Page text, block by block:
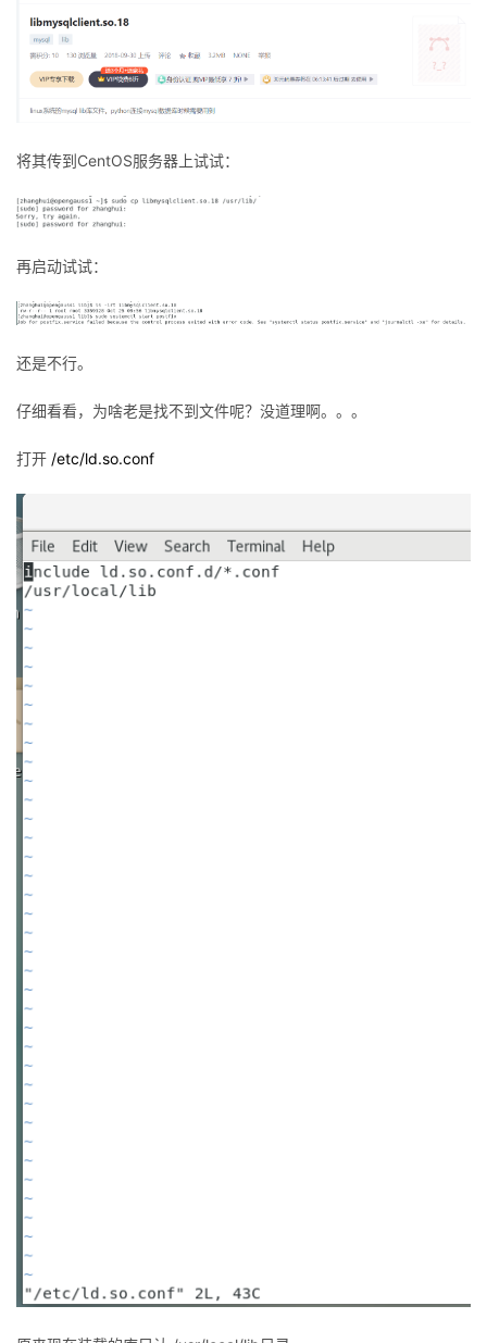
将其传到CentOS服务器上试试：
再启动试试：
还是不行。
仔细看看，为啥老是找不到文件呢？没道理啊。。。
打开 /etc/ld.so.conf